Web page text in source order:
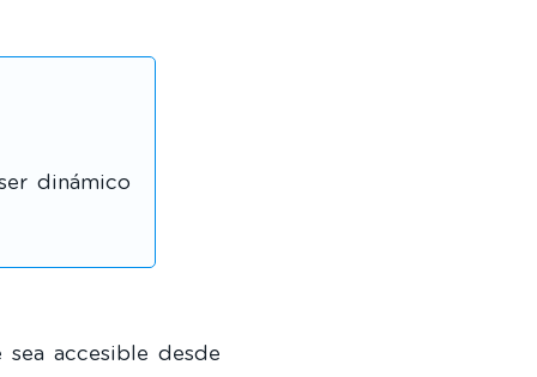
dinámico
accesible desde